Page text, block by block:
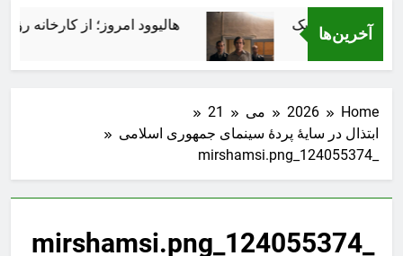
آخرین‌ها هالیوود امروز؛ از کارخانه
Home
2026 می
21
ابتذال در سایهٔ پردهٔ سینماى جمهورى اسلامى